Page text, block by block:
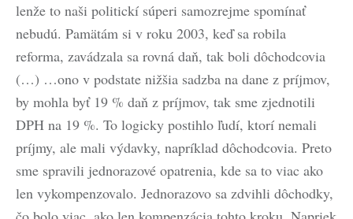
lenže to naši politickí súperi samozrejme spomínať
nebudú. Pamätám si v roku 2003, keď sa robila
reforma, zavádzala sa rovná daň, tak boli dôchodcovia
(…) …ono v podstate nižšia sadzba na dane z príjmov,
by mohla byť 19 % daň z príjmov, tak sme zjednotili
DPH na 19 %. To logicky postihlo ľudí, ktorí nemali
príjmy, ale mali výdavky, napríklad dôchodcovia. Preto
sme spravili jednorazové opatrenia, kde sa to viac ako
len vykompenzovalo. Jednorazovo sa zdvihli dôchodky,